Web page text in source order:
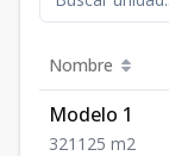
Nombre
Modelo 1
321 125 m2